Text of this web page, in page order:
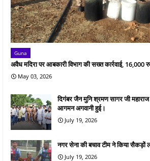
Guna
अवैध मदिरा पर आबकारी विभाग की सख्त कार्रवाई, 16,000
May 03, 2026
दिगंबर जैन मुनि श्रमण सागर जी
आगमन अगवानी हुई।
July 19, 2026
नगर सेना की बचाव टीम ने किया सैकड़ों
July 19, 2026